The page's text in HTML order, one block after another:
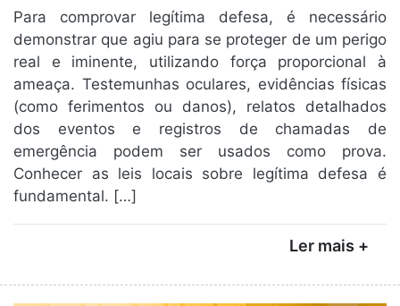
Para comprovar legítima defesa, é necessário
demonstrar que agiu para se proteger de um perigo
real e iminente, utilizando força proporcional à
ameaça. Testemunhas oculares, evidências físicas
(como ferimentos ou danos), relatos detalhados
dos eventos e registros de chamadas de
emergência podem ser usados como prova.
Conhecer as leis locais sobre legítima defesa é
fundamental. […]
Ler mais +